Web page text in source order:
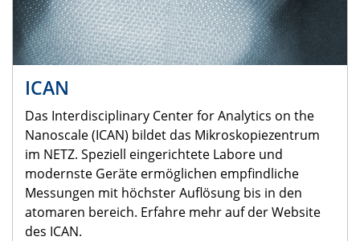
ICAN
Das Interdisciplinary Center for Analytics on the
Nanoscale (ICAN) bildet das Mikroskopiezentrum
im NETZ. Speziell eingerichtete Labore und
modernste Geräte ermöglichen empfindliche
Messungen mit höchster Auflösung bis in den
atomaren bereich. Erfahre mehr auf der Website
des ICAN.